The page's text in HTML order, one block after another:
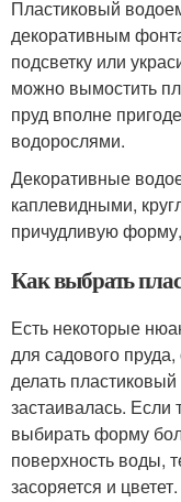
Пластиковый
декоративным
подсветку или
можно вымостить
пруд вполне
водорослями.
Декоративные
каплевидными,
причудливую
Как выбрать
Есть некоторые
для садового
делать
застаивалась. Если
выбирать форму
поверхность воды,
засоряется и цветет.